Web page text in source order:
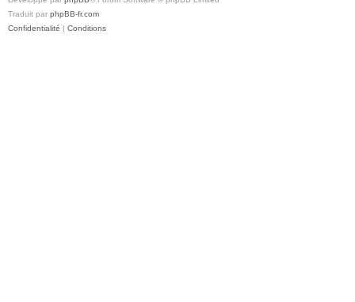
Traduit par phpBB-fr.com
Confidentialité | Conditions